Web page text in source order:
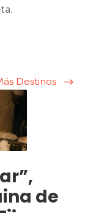
Destinos
de